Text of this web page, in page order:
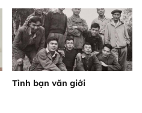
Tình bạn văn giới